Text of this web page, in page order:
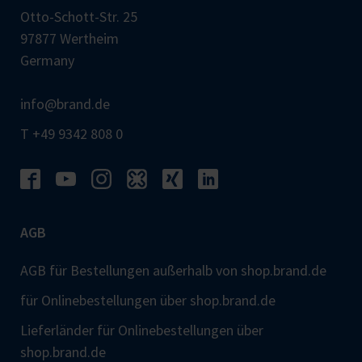
Otto-Schott-Str. 25
97877 Wertheim
Germany
info@brand.de
T +49 9342 808 0
AGB
AGB für Bestellungen außerhalb von shop.brand.de
für Onlinebestellungen über shop.brand.de
Lieferländer für Onlinebestellungen über
shop.brand.de